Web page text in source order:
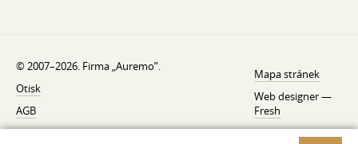
© 2007–2026. Firma „Auremo”.
Otisk
AGB
O nás
Mapa stránek
Web designer —
Fresh